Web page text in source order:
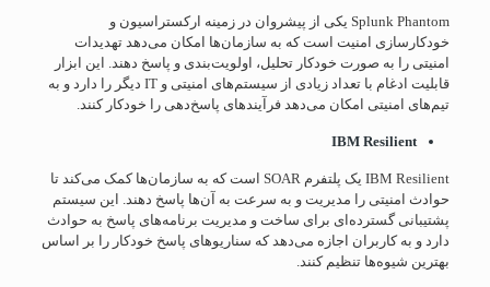
Splunk Phantom یکی از پیشروان در زمینه ارکستراسیون و
خودکارسازی امنیت است که به سازمان‌ها امکان می‌دهد تهدیدات
امنیتی را به صورت خودکار تحلیل، اولویت‌بندی و پاسخ دهند. این ابزار
قابلیت ادغام با تعداد زیادی از سیستم‌های امنیتی و IT دیگر را دارد و به
تیم‌های امنیتی امکان می‌دهد فرآیندهای پاسخ‌دهی را خودکار کنند.
IBM Resilient
IBM Resilient یک پلتفرم SOAR است که به سازمان‌ها کمک می‌کند تا
حوادث امنیتی را مدیریت و به سرعت به آن‌ها پاسخ دهند. این سیستم
پشتیبانی گسترده‌ای برای ساخت و مدیریت برنامه‌های پاسخ به حوادث
دارد و به کاربران اجازه می‌دهد که سناریوهای پاسخ خودکار را بر اساس
بهترین شیوه‌ها تنظیم کنند.